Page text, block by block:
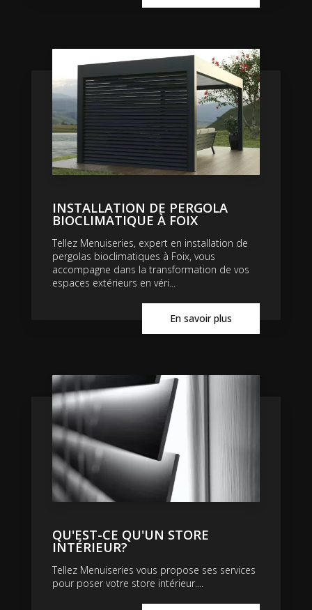
INSTALLATION DE PERGOLA
BIOCLIMATIQUE À FOIX
Tellez Menuiseries, expert en installation de
pergolas bioclimatiques à Foix, vous
accompagne dans la transformation de vos
espaces extérieurs en véri...
En savoir plus
QU'EST-CE QU'UN STORE
INTÉRIEUR?
Tellez Menuiseries vous propose ses services
pour poser votre store intérieur....